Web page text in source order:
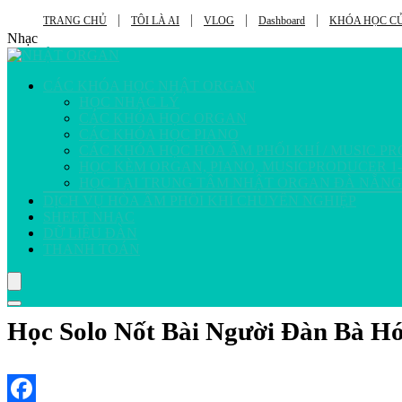
TRANG CHỦ TÔI LÀ AI VLOG Dashboard KHÓA HỌC
Nhạc
CÁC KHÓA HỌC NHẬT ORGAN
HỌC NHẠC LÝ
CÁC KHÓA HỌC ORGAN
CÁC KHÓA HỌC PIANO
CÁC KHÓA HỌC HÒA ÂM PHỐI KHÍ / MUSIC
HỌC KÈM ORGAN, PIANO, MUSICPRODUCER
HỌC TẠI TRUNG TÂM NHẬT ORGAN ĐÀ NẴNG
DỊCH VỤ HÒA ÂM PHỐI KHÍ CHUYÊN NGHIỆP
SHEET NHẠC
DỮ LIỆU ĐÀN
THANH TOÁN
Học Solo Nốt Bài Người Đàn Bà